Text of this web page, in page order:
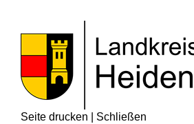
Seite drucken
Schließen